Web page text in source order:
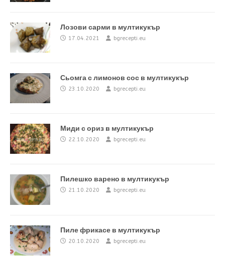
Лозови сарми в мултикукър
17.04.2021 bgrecepti.eu
Сьомга с лимонов сос в мултикукър
23.10.2020 bgrecepti.eu
Миди с ориз в мултикукър
22.10.2020 bgrecepti.eu
Пилешко варено в мултикукър
21.10.2020 bgrecepti.eu
Пиле фрикасе в мултикукър
20.10.2020 bgrecepti.eu